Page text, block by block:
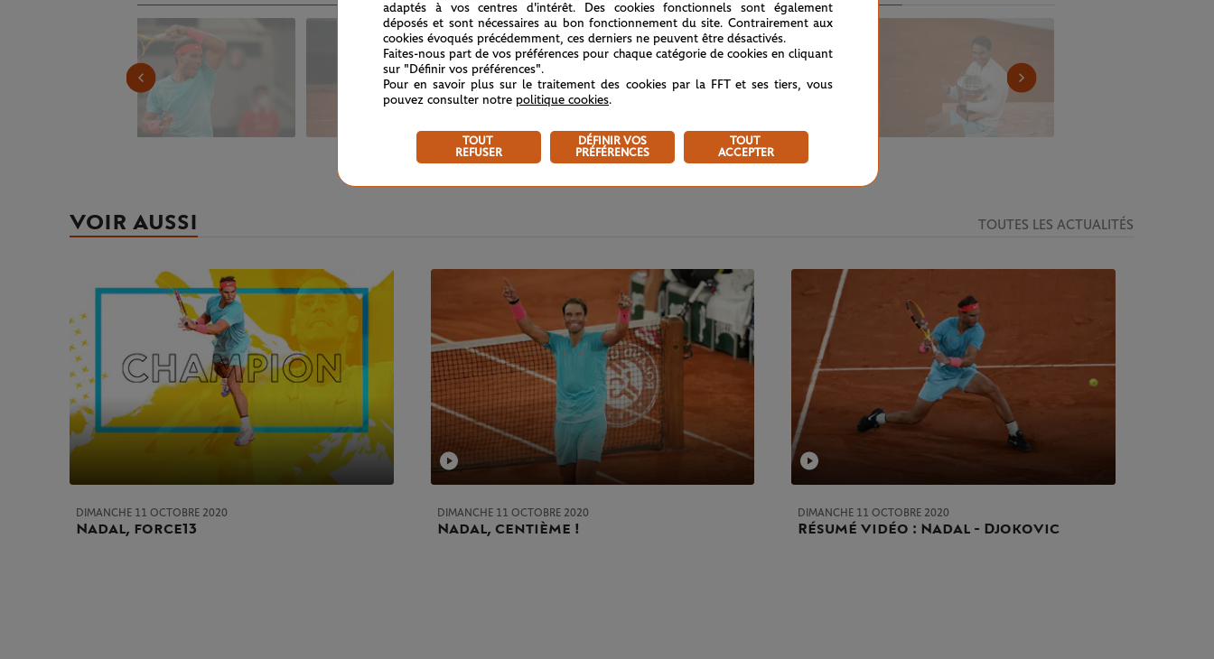
VOIR AUSSI TOUTES LES ACTUALITÉS
DIMANCHE 11 OCTOBRE 2020
Nadal, force 13
DIMANCHE 11 OCTOBRE 2020
Nadal, centième !
DIMANCHE 11 OCTOBRE 2020
Résumé vidéo : Nadal - Djokovic
adaptés à vos centres d'intérêt. Des cookies fonctionnels sont également
déposés et sont nécessaires au bon fonctionnement du site. Contrairement aux
cookies évoqués précédemment, ces derniers ne peuvent être désactivés.
Faites-nous part de vos préférences pour chaque catégorie de cookies en cliquant
sur "Définir vos préférences".
Pour en savoir plus sur le traitement des cookies par la FFT et ses tiers, vous
pouvez consulter notre politique cookies.
TOUT
REFUSER
DÉFINIR VOS
PRÉFÉRENCES
TOUT
ACCEPTER